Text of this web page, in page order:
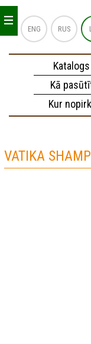
ENG RUS
Katalogs
Kā
Kur
_
_
_
VATIKA